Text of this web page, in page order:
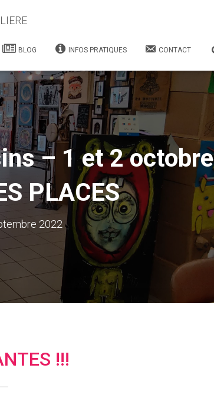
BLOG INFOS PRATIQUES CONTACT
– 1 et 2 octobre
PLACES
2022
!!!